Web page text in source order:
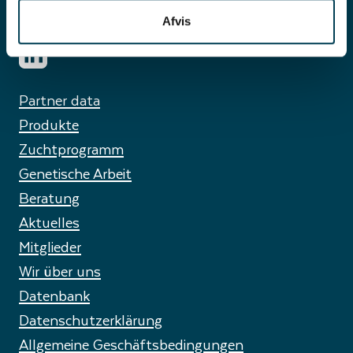
Afvis
CVR 26039282
Partner data
Produkte
Zuchtprogramm
Genetische Arbeit
Beratung
Aktuelles
Mitglieder
Wir über uns
Datenbank
Datenschutzerklärung
Allgemeine Geschäftsbedingungen